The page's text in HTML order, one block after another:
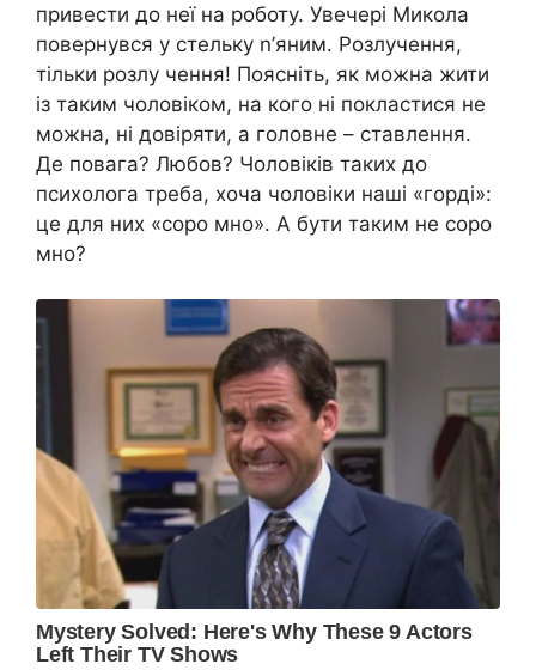
привести до неї на роботу. Увечері Микола
повернувся у стельку n’яним. Розлучення,
тільки розлу чення! Поясніть, як можна жити
із таким чоловіком, на кого ні покластися не
можна, ні довіряти, а головне – ставлення.
Де повага? Любов? Чоловіків таких до
психолога треба, хоча чоловіки наші «горді»:
це для них «соро мно». А бути таким не соро
мно?